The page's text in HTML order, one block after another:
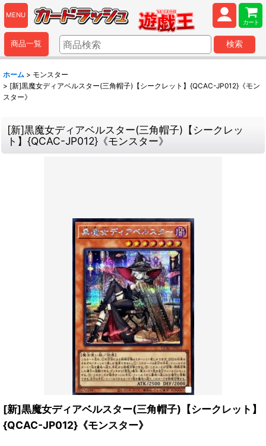
MENU
カート
商品一覧 検索
ホーム > モンスター
> [新]黒魔女ディアベルスター(三角帽子)【シークレット】{QCAC-JP012}《モン
スター》
[新]黒魔女ディアベルスター(三角帽子)【シークレッ
ト】{QCAC-JP012}《モンスター》
[新]黒魔女ディアベルスター(三角帽子)【シークレット】
{QCAC-JP012}《モンスター》